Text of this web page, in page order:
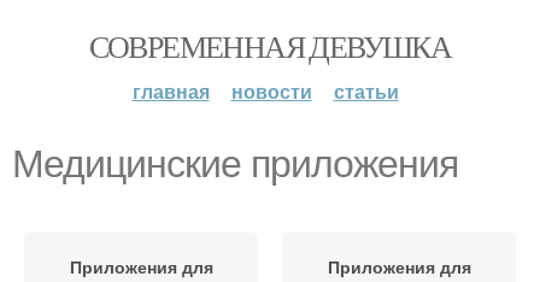
СОВРЕМЕННАЯ ДЕВУШКА
главная новости статьи
Медицинские приложения
Приложения для
Приложения для